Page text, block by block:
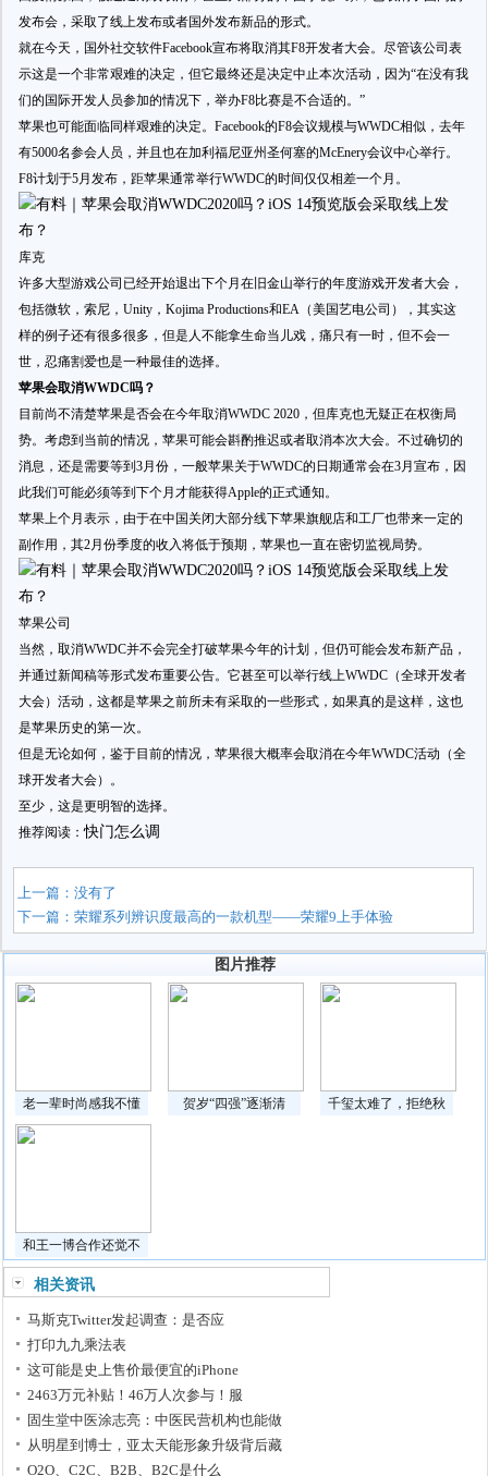
发布会，采取了线上发布或者国外发布新品的形式。
就在今天，国外社交软件Facebook宣布将取消其F8开发者大会。尽管该公司表
示这是一个非常艰难的决定，但它最终还是决定中止本次活动，因为“在没有我
们的国际开发人员参加的情况下，举办F8比赛是不合适的。”
苹果也可能面临同样艰难的决定。Facebook的F8会议规模与WWDC相似，去年
有5000名参会人员，并且也在加利福尼亚州圣何塞的McEnery会议中心举行。
F8计划于5月发布，距苹果通常举行WWDC的时间仅仅相差一个月。
库克
许多大型游戏公司已经开始退出下个月在旧金山举行的年度游戏开发者大会，
包括微软，索尼，Unity，Kojima Productions和EA（美国艺电公司），其实这
样的例子还有很多很多，但是人不能拿生命当儿戏，痛只有一时，但不会一
世，忍痛割爱也是一种最佳的选择。
苹果会取消WWDC吗？
目前尚不清楚苹果是否会在今年取消WWDC 2020，但库克也无疑正在权衡局
势。考虑到当前的情况，苹果可能会斟酌推迟或者取消本次大会。不过确切的
消息，还是需要等到3月份，一般苹果关于WWDC的日期通常会在3月宣布，因
此我们可能必须等到下个月才能获得Apple的正式通知。
苹果上个月表示，由于在中国关闭大部分线下苹果旗舰店和工厂也带来一定的
副作用，其2月份季度的收入将低于预期，苹果也一直在密切监视局势。
苹果公司
当然，取消WWDC并不会完全打破苹果今年的计划，但仍可能会发布新产品，
并通过新闻稿等形式发布重要公告。它甚至可以举行线上WWDC（全球开发者
大会）活动，这都是苹果之前所未有采取的一些形式，如果真的是这样，这也
是苹果历史的第一次。
但是无论如何，鉴于目前的情况，苹果很大概率会取消在今年WWDC活动（全
球开发者大会）。
至少，这是更明智的选择。
推荐阅读：快门怎么调
上一篇：没有了
下一篇：荣耀系列辨识度最高的一款机型——荣耀9上手体验
图片推荐
老一辈时尚感我不懂 贺岁“四强”逐渐清 千玺太难了，拒绝秋
和王一博合作还觉不
相关资讯
马斯克Twitter发起调查：是否应
打印九九乘法表
这可能是史上售价最便宜的iPhone
2463万元补贴！46万人次参与！服
固生堂中医涂志亮：中医民营机构也能做
从明星到博士，亚太天能形象升级背后藏
O2O、C2C、B2B、B2C是什么